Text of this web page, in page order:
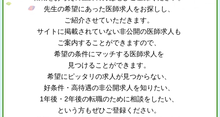
先生の希望にあった医師求人をお探しし、
ご紹介させていただきます。
サイトに掲載されていない非公開の医師求人も
ご案内することができますので、
希望の条件にマッチする医師求人を
見つけることができます。
希望にピッタリの求人が見つからない、
好条件・高待遇の非公開求人を知りたい、
1年後・2年後の転職のために相談をしたい、
という方もぜひご登録ください。